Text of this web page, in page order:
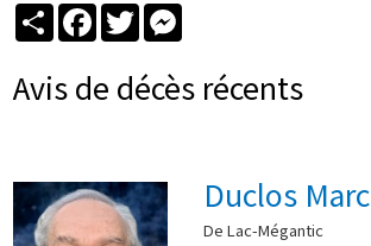
PartagerFacebook
Twitter
Avis de décès récents
Duclos Marc
De Lac-Mégantic